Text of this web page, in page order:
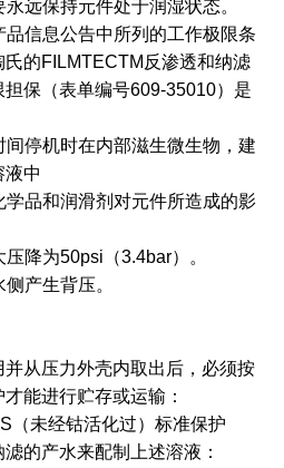
远保持元件处于润湿状态。
信息公告中所列的工作极限条
的FILMTECTM反渗透和纳滤
保（表单编号609-35010）是
停机时在内部滋生微生物，建
液中
品和润滑剂对元件所造成的影
降为50psi（3.4bar）。
产生背压。
从压力外壳内取出后，必须按
能进行贮存或运输：
（未经钴活化过）标准保护
的产水来配制上述溶液：